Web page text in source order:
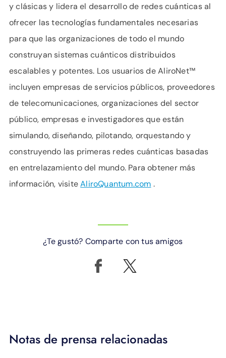
y clásicas y lidera el desarrollo de redes cuánticas al
ofrecer las tecnologías fundamentales necesarias
para que las organizaciones de todo el mundo
construyan sistemas cuánticos distribuidos
escalables y potentes. Los usuarios de AliroNet™
incluyen empresas de servicios públicos, proveedores
de telecomunicaciones, organizaciones del sector
público, empresas e investigadores que están
simulando, diseñando, pilotando, orquestando y
construyendo las primeras redes cuánticas basadas
en entrelazamiento del mundo. Para obtener más
información, visiteAliroQuantum.com .
¿Te gustó? Comparte con tus amigos
Notas de prensa relacionadas